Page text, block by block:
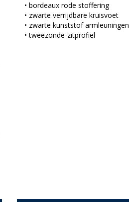
• bordeaux rode stoffering
• zwarte verrijdbare kruisvoet
• zwarte kunststof armleuningen
• tweezonde-zitprofiel